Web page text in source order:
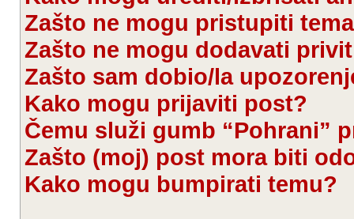
Zašto ne mogu pristupiti
Zašto ne mogu dodavati
Zašto sam dobio/la
Kako mogu prijaviti post?
Čemu služi gumb “Pohrani”
Zašto (moj) post mora biti
Kako mogu bumpirati temu?